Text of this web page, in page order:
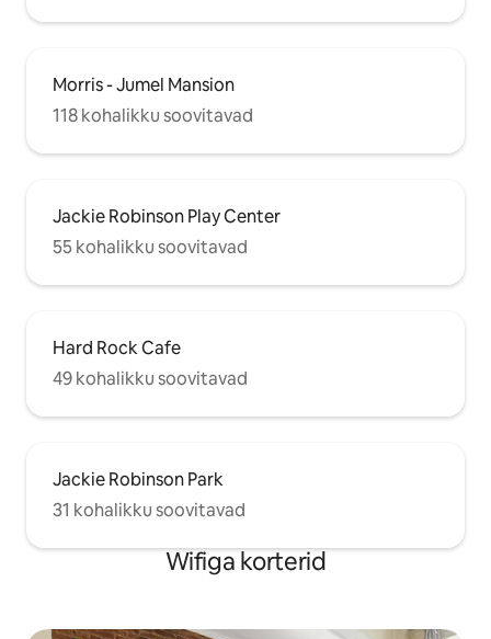
Morris - Jumel Mansion
118 kohalikku soovitavad
Jackie Robinson Play Center
55 kohalikku soovitavad
Hard Rock Cafe
49 kohalikku soovitavad
Jackie Robinson Park
31 kohalikku soovitavad
Wifiga korterid